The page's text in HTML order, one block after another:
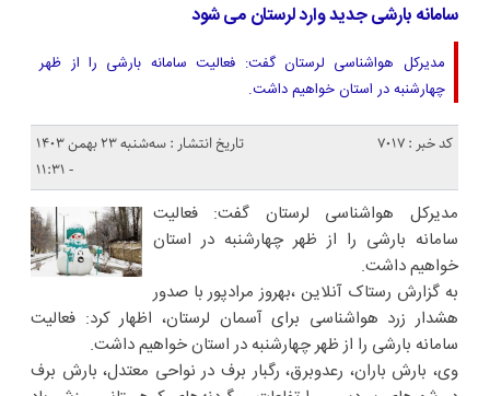
سامانه بارشی جدید وارد لرستان می شود
مدیرکل هواشناسی لرستان گفت: فعالیت سامانه بارشی را از ظهر
چهارشنبه در استان خواهیم داشت.
کد خبر : 7017
تاریخ انتشار : سه‌شنبه ۲۳ بهمن ۱۴۰۳
- ۱۱:۳۱
مدیرکل هواشناسی لرستان گفت: فعالیت
سامانه بارشی را از ظهر چهارشنبه در استان
خواهیم داشت.
به گزارش رستاک آنلاین ،بهروز مرادپور با صدور
هشدار زرد هواشناسی برای آسمان لرستان، اظهار کرد: فعالیت
سامانه بارشی را از ظهر چهارشنبه در استان خواهیم داشت.
وی، بارش باران، رعدوبرق، رگبار برف در نواحی معتدل، بارش برف